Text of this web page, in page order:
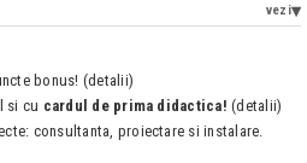
vezi
bonus! (detalii)
si cu cardul de prima didactica! (detalii)
consultanta, proiectare si instalare.